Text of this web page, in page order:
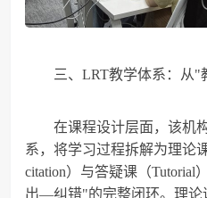
三、LRT教学体系：从
在课程设计层面，该机
系，将学习过程拆解为理论
citation）与答疑课（
出—纠错"的完整闭环。理论